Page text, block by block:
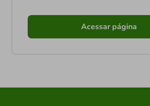
Acessar página